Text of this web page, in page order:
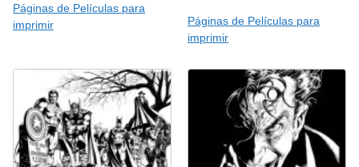
Páginas de Películas para
imprimir
Páginas de Películas para
imprimir